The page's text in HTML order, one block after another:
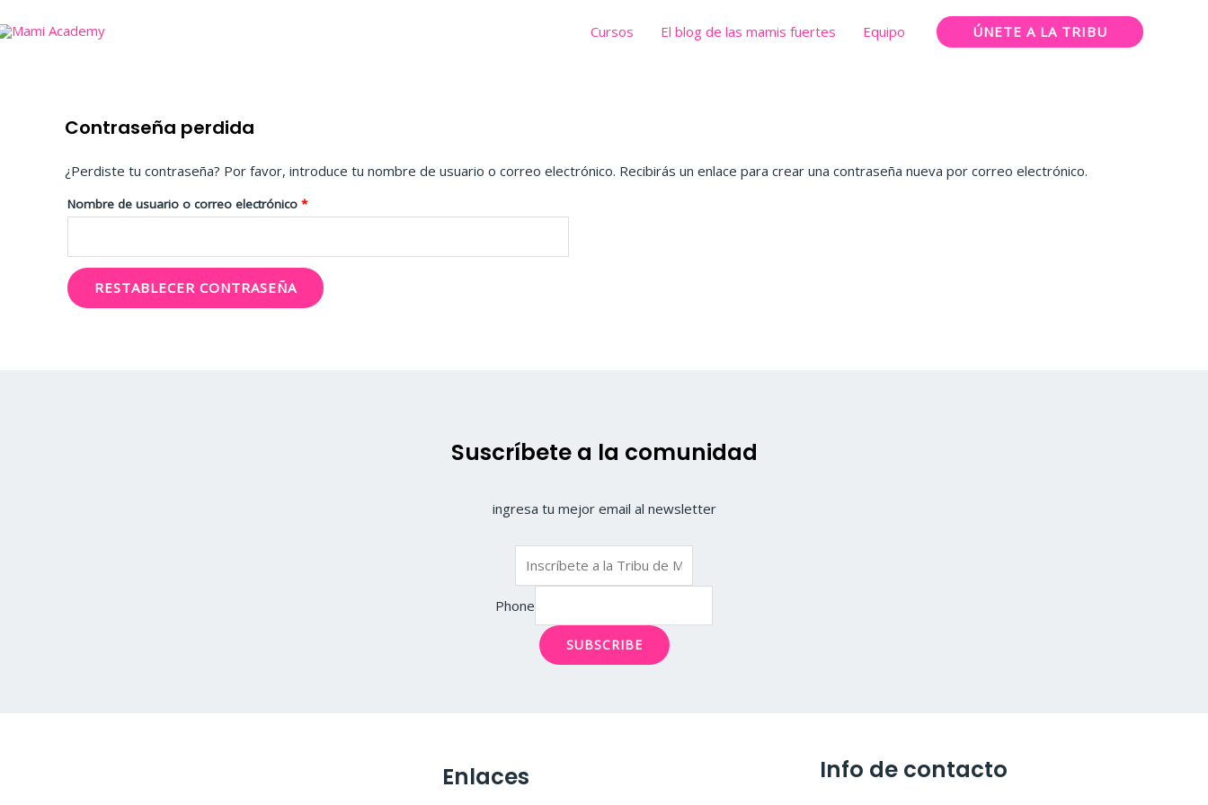
al
Cursos El blog de las mamis fuertes Equipo ÚNETE A LA TRIBU
Contraseña perdida
¿Perdiste tu contraseña? Por favor, introduce tu nombre de usuario o correo electrónico. Recibirás un enlace para crear una contraseña nueva por correo electrónico.
Nombre de usuario o correo electrónico *
RESTABLECER CONTRASEÑA
Suscríbete a la comunidad
ingresa tu mejor email al newsletter
Phone
SUBSCRIBE
Enlaces Info de contacto